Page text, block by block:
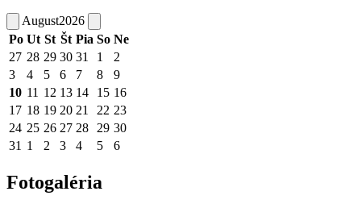
August2026
Po Ut St Št Pia So Ne
27 28 29 30 31 1
2
3
4 5 6 7 8
9
10 11 12 13 14 15 16
17 18 19 20 21 22 23
24 25 26 27 28 29 30
31 1 2 3 4 5 6
Fotogaléria